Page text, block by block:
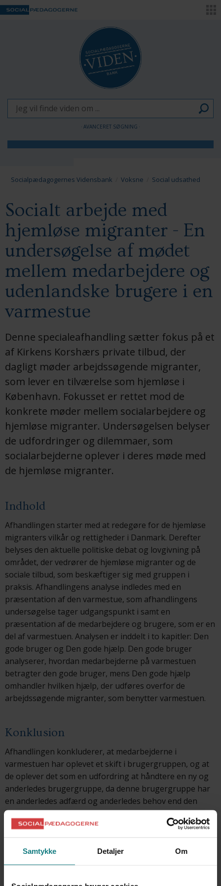
Samtykke Detaljer Om
AVANCERET SØGNING
Voksne
Socialpædagogernes Vidensbank Voksne Social udsathed
Socialt arbejde med
hjemløse migranter - En
undersøgelse af mødet
mellem medarbejdere og
udenlandske brugere i en
varmestue
Denne specialeafhandling sætter fokus på et
af Kirkens Korshærs private tilbud, der
dagligt møder arbejdssøgende migranter,
som lever en tilværelse som hjemløse i
København. Fokusset er rettet mod de
konkrete møder mellem socialarbejdere og
hjemløse migranter. Undersøgelsen belyser
de udfordringer og dilemmaer, som
socialarbejderne oplever i deres møde med
de hjemløse migranter.
Indhold
Afhandlingen starter med at redegøre for de hjemløse
migranters vilkår og rettigheder i Danmark. Derefter
belyses den aktuelle politiske debat og lovgivning på
området, der vedrører de hjemløse migranter og de
sociale tilbud, som beskæftiger sig med gruppen i
praksis. Afhandlingens analyse indledes med en
præsentation af den varmestue, som afhandlingens
undersøgelse tager udgangspunkt i samt en
præsentation af de medarbejdere og brugere, som er en
del af varmestuen. Analysen er inddelt i to kapitler: Den
gode bruger og Den gode hjælp. Den gode bruger
analyserer, hvordan medarbejderne på varmestuen
betragter den gode bruger, mens Den gode hjælp
omhandler hvilken hjælp, der udføres overfor de
arbejdssøgende migranter, som benytter varmestuen.
Konklusion
Afhandlingen konkluderer, at medarbejderne i
varmestuen har oplevet et skift i brugergruppen, og at
de oplever det som en udfordring at håndtere en ny og
anderledes brugergruppe, da denne brugergruppe har
en anderledes adfærd og anderledes behov end den
tidligere brugergruppe, som medarbejderne har været
vant til. De arbejdssøgende migranter får derfor en
viser, at medarbejderne forsøger at rette de
arbejdssøgende migranter ind, så de kommer til at ligne